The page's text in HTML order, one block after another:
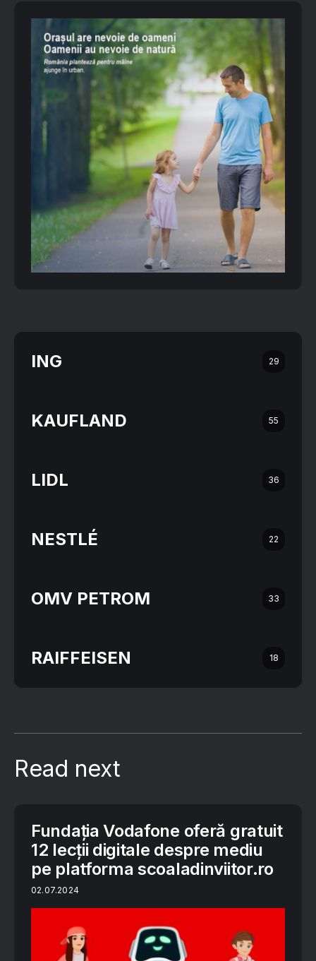
ING 29
KAUFLAND 55
LIDL 36
NESTLÉ 22
OMV PETROM 33
RAIFFEISEN 18
Read next
Fundația Vodafone oferă gratuit
12 lecții digitale despre mediu
pe platforma scoaladinviitor.ro
02.07.2024